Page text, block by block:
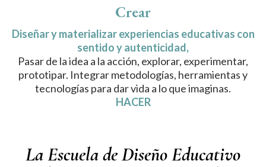
Crear
Diseñar y materializar experiencias educativas con
sentido y autenticidad,
Pasar de la idea a la acción, explorar, experimentar,
prototipar. Integrar metodologías, herramientas y
tecnologías para dar vida a lo que imaginas.
HACER
La Escuela de Diseño Educativo